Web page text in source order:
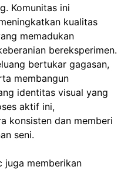
Komunitas ini
kualitas
memadukan
bereksperimen.
bertukar gagasan,
membangun
identitas visual yang
aktif ini,
konsisten dan memberi
seni.
juga memberikan